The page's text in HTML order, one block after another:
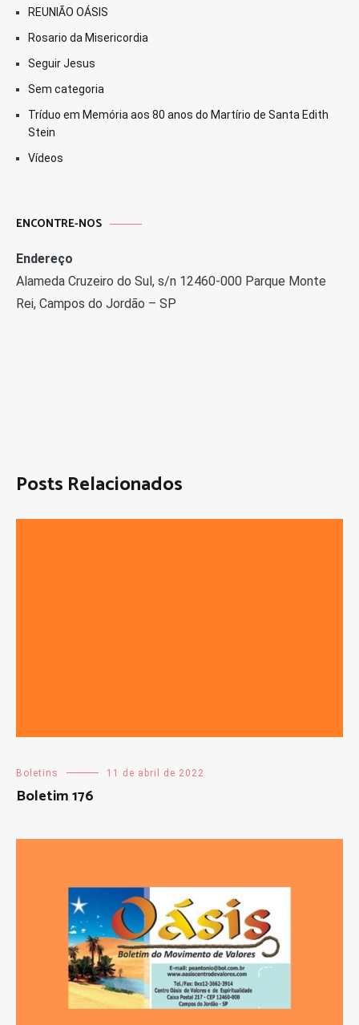
REUNIÃO OÁSIS
Rosario da Misericordia
Seguir Jesus
Sem categoria
Tríduo em Memória aos 80 anos do Martírio de Santa Edith
Stein
Vídeos
ENCONTRE-NOS
Endereço
Alameda Cruzeiro do Sul, s/n 12460-000 Parque Monte
Rei, Campos do Jordão – SP
Posts Relacionados
Boletins 11 de abril de 2022
Boletim 176